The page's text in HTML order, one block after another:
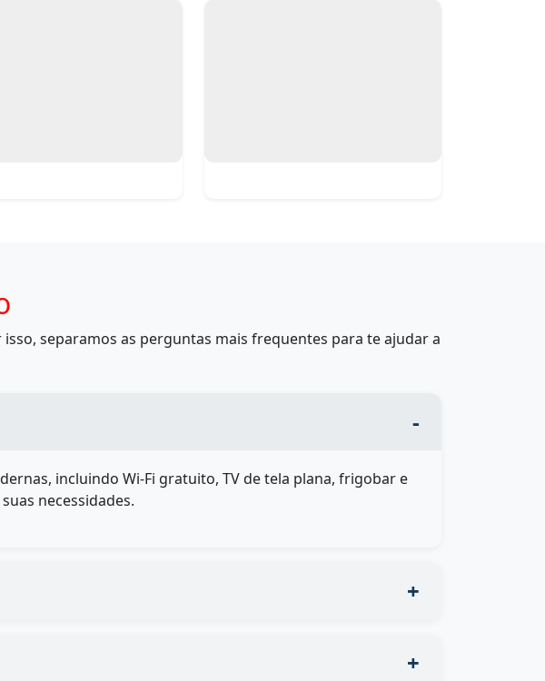
separamos as perguntas mais frequentes para te ajudar a
incluindo Wi-Fi gratuito, TV de tela plana, frigobar e
necessidades.